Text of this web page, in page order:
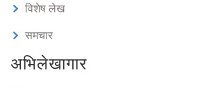
विशेष लेख
समचार
अभिलेखागार